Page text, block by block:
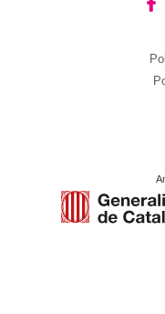
Este coche te